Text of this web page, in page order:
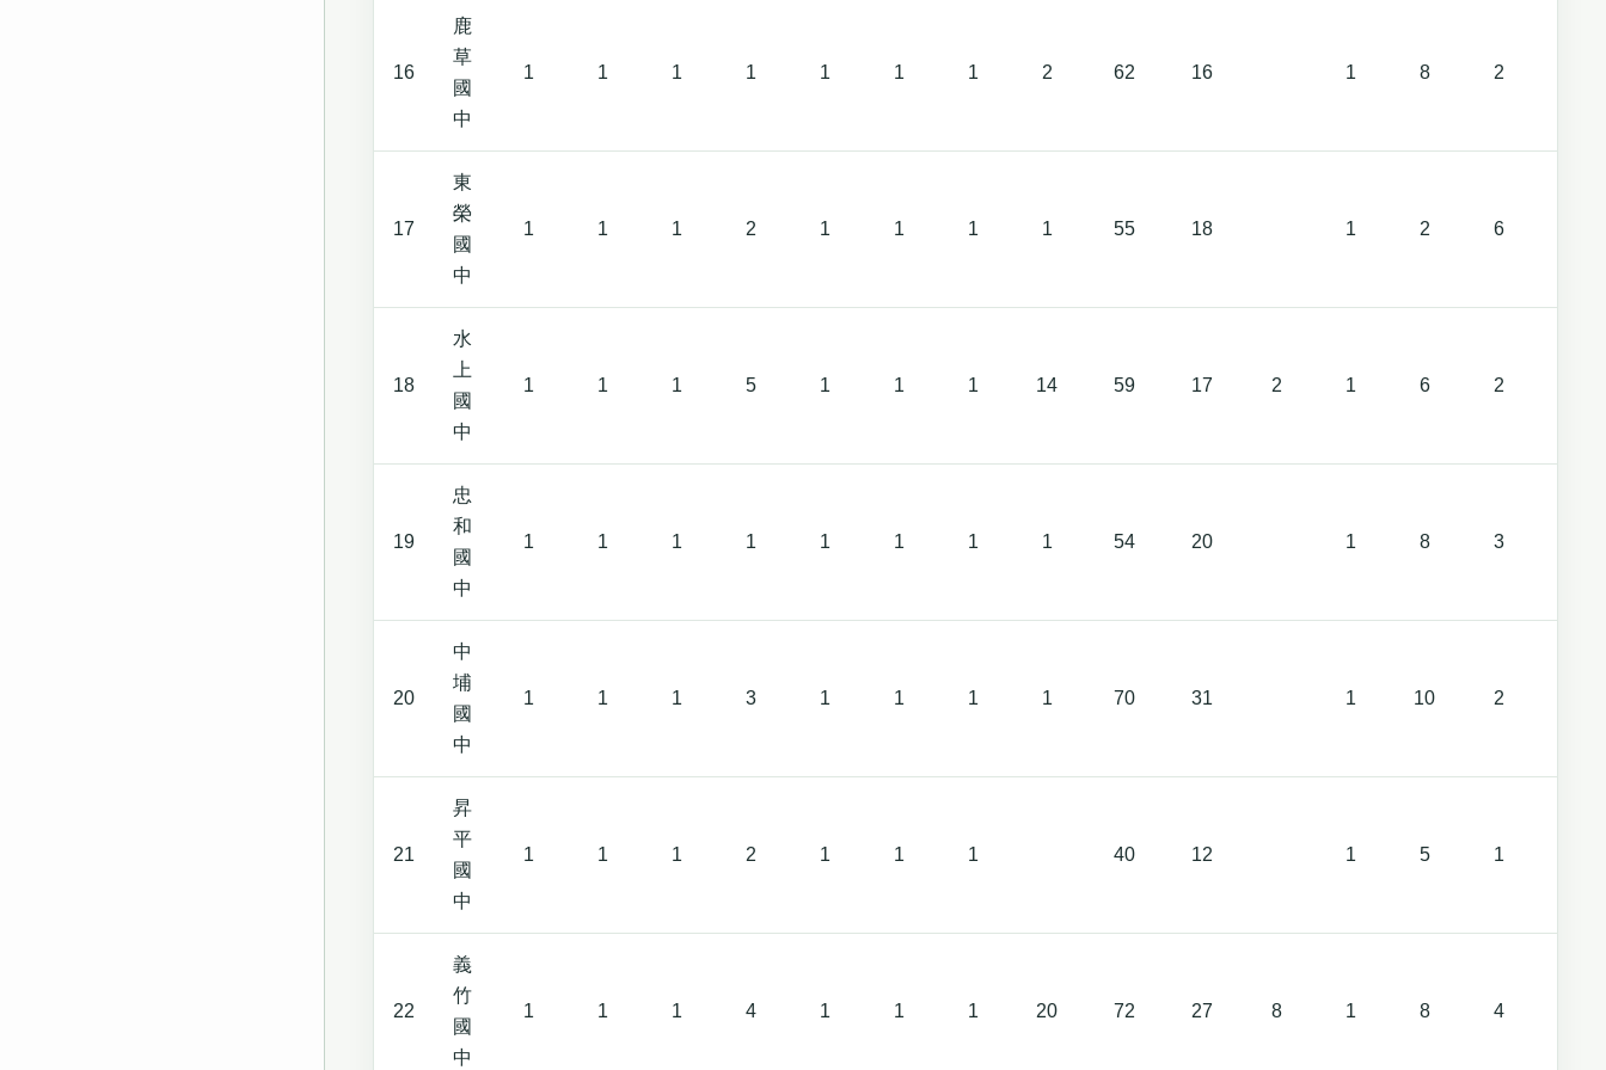
16
鹿
草
國
中
1 1 1 1 1 1 1 2 62 16 1 8 2
17
東
榮
國
中
1 1 1 2 1 1 1 1 55 18 1 2 6
18
水
上
國
中
1 1 1 5 1 1 1 14 59 17 2 1 6 2
19
忠
和
國
中
1 1 1 1 1 1 1 1 54 20 1 8 3
20
中
埔
國
中
1 1 1 3 1 1 1 1 70 31 1 10 2
21
昇
平
國
中
1 1 1 2 1 1 1 40 12 1 5 1
22
義
竹
國
中
1 1 1 4 1 1 1 20 72 27 8 1 8 4